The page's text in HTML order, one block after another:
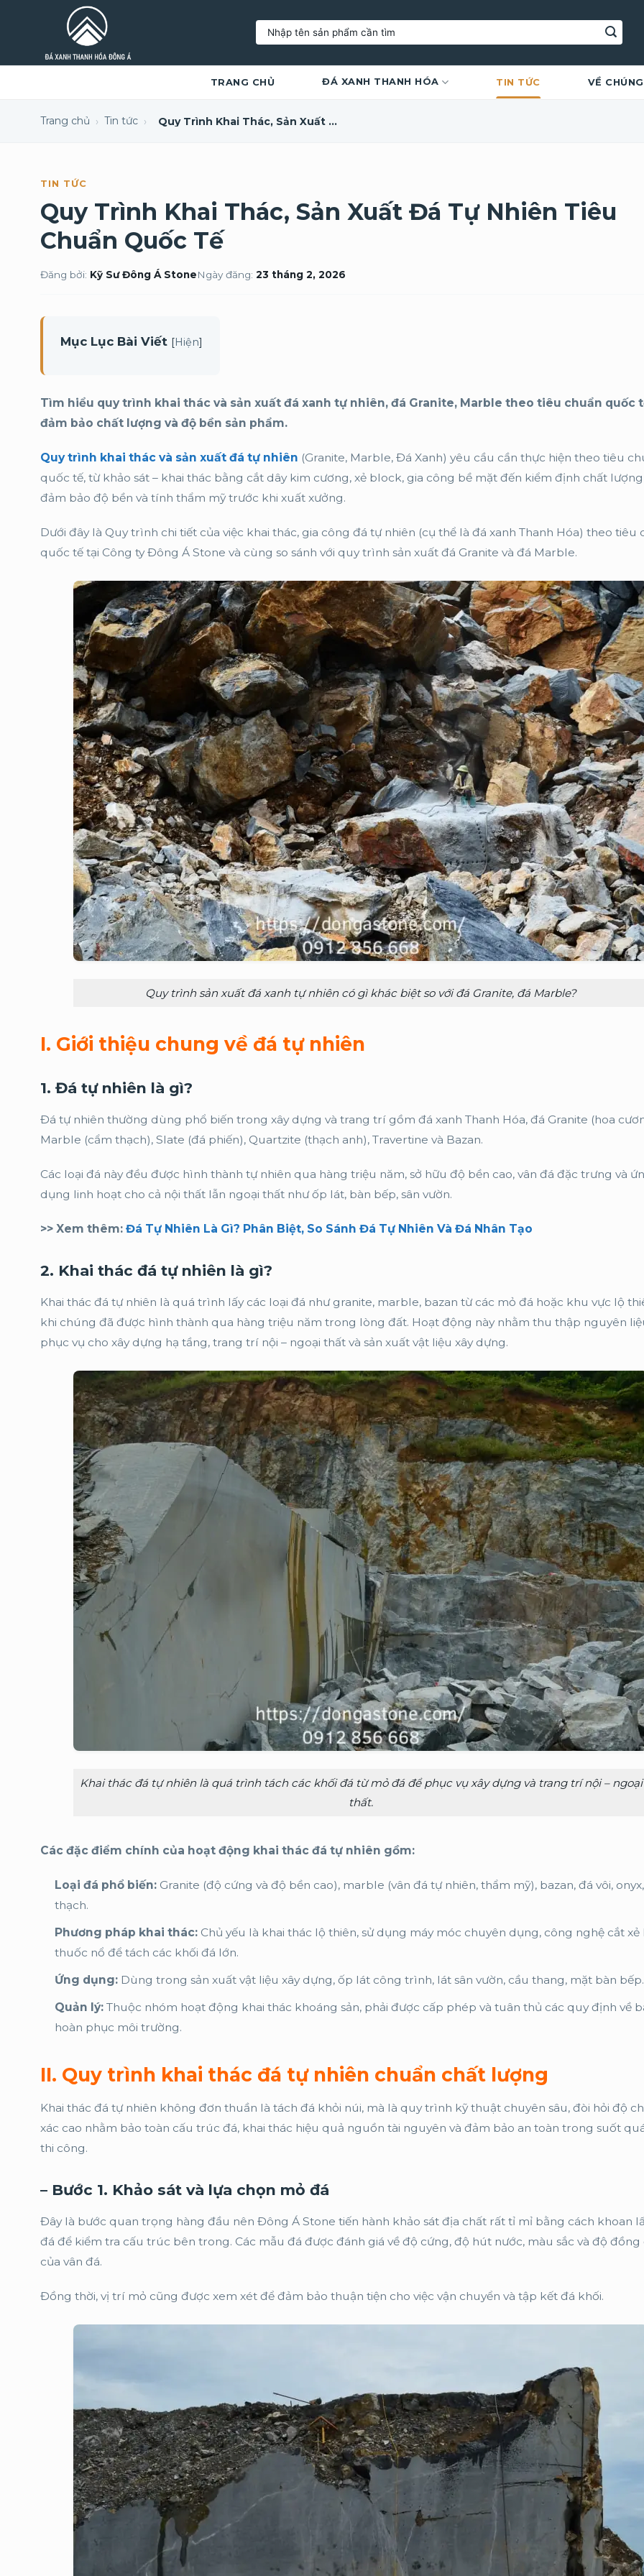
Tìm
kiếm:
TRANG CHỦ ĐÁ XANH THANH HÓA TIN TỨC VỀ
Trang chủ › Tin tức › Quy Trình Khai Thác, Sản Xuất Đá Tự Nhiên Tiêu Chuẩn Quốc Tế
TIN TỨC
Quy Trình Khai Thác, Sản Xuất Đá Tự Nhiên Tiêu
Chuẩn Quốc Tế
Đăng bởi: Kỹ Sư Đông Á StoneNgày đăng: 23 tháng 2, 2026
Mục Lục Bài Viết [Hiện]
Tìm hiểu quy trình khai thác và sản xuất đá xanh tự nhiên, đá Granite, Marble theo tiêu chuẩn quốc
đảm bảo chất lượng và độ bền sản phẩm.
Quy trình khai thác và sản xuất đá tự nhiên (Granite, Marble, Đá Xanh) yêu cầu cần thực hiện theo tiêu
quốc tế, từ khảo sát – khai thác bằng cắt dây kim cương, xẻ block, gia công bề mặt đến kiểm định chất lượng
đảm bảo độ bền và tính thẩm mỹ trước khi xuất xưởng.
Dưới đây là Quy trình chi tiết của việc khai thác, gia công đá tự nhiên (cụ thể là đá xanh Thanh Hóa) theo tiêu
quốc tế tại Công ty Đông Á Stone và cùng so sánh với quy trình sản xuất đá Granite và đá Marble.
Quy trình sản xuất đá xanh tự nhiên có gì khác biệt so với đá Granite, đá Marble?
I. Giới thiệu chung về đá tự nhiên
1. Đá tự nhiên là gì?
Đá tự nhiên thường dùng phổ biến trong xây dựng và trang trí gồm đá xanh Thanh Hóa, đá Granite (hoa
Marble (cẩm thạch), Slate (đá phiến), Quartzite (thạch anh), Travertine và Bazan.
Các loại đá này đều được hình thành tự nhiên qua hàng triệu năm, sở hữu độ bền cao, vân đá đặc trưng và
dụng linh hoạt cho cả nội thất lẫn ngoại thất như ốp lát, bàn bếp, sân vườn.
>> Xem thêm: Đá Tự Nhiên Là Gì? Phân Biệt, So Sánh Đá Tự Nhiên Và Đá Nhân Tạo
2. Khai thác đá tự nhiên là gì?
Khai thác đá tự nhiên là quá trình lấy các loại đá như granite, marble, bazan từ các mỏ đá hoặc khu vực lộ
khi chúng đã được hình thành qua hàng triệu năm trong lòng đất. Hoạt động này nhằm thu thập nguyên
phục vụ cho xây dựng hạ tầng, trang trí nội – ngoại thất và sản xuất vật liệu xây dựng.
Khai thác đá tự nhiên là quá trình tách các khối đá từ mỏ đá để phục vụ xây dựng và trang trí nội – ngoại
thất.
Các đặc điểm chính của hoạt động khai thác đá tự nhiên gồm:
Loại đá phổ biến: Granite (độ cứng và độ bền cao), marble (vân đá tự nhiên, thẩm mỹ), bazan, đá vôi,
thạch.
Phương pháp khai thác: Chủ yếu là khai thác lộ thiên, sử dụng máy móc chuyên dụng, công nghệ cắt xẻ
thuốc nổ để tách các khối đá lớn.
Ứng dụng: Dùng trong sản xuất vật liệu xây dựng, ốp lát công trình, lát sân vườn, cầu thang, mặt bàn bếp.
Quản lý: Thuộc nhóm hoạt động khai thác khoáng sản, phải được cấp phép và tuân thủ các quy định về
hoàn phục môi trường.
II. Quy trình khai thác đá tự nhiên chuẩn chất lượng
Khai thác đá tự nhiên không đơn thuần là tách đá khỏi núi, mà là quy trình kỹ thuật chuyên sâu, đòi hỏi độ
xác cao nhằm bảo toàn cấu trúc đá, khai thác hiệu quả nguồn tài nguyên và đảm bảo an toàn trong suốt
thi công.
– Bước 1. Khảo sát và lựa chọn mỏ đá
Đây là bước quan trọng hàng đầu nên Đông Á Stone tiến hành khảo sát địa chất rất tỉ mỉ bằng cách khoan
đá để kiểm tra cấu trúc bên trong. Các mẫu đá được đánh giá về độ cứng, độ hút nước, màu sắc và độ đồng
của vân đá.
Đồng thời, vị trí mỏ cũng được xem xét để đảm bảo thuận tiện cho việc vận chuyển và tập kết đá khối.